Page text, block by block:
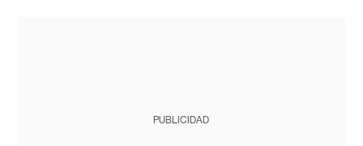
PUBLICIDAD